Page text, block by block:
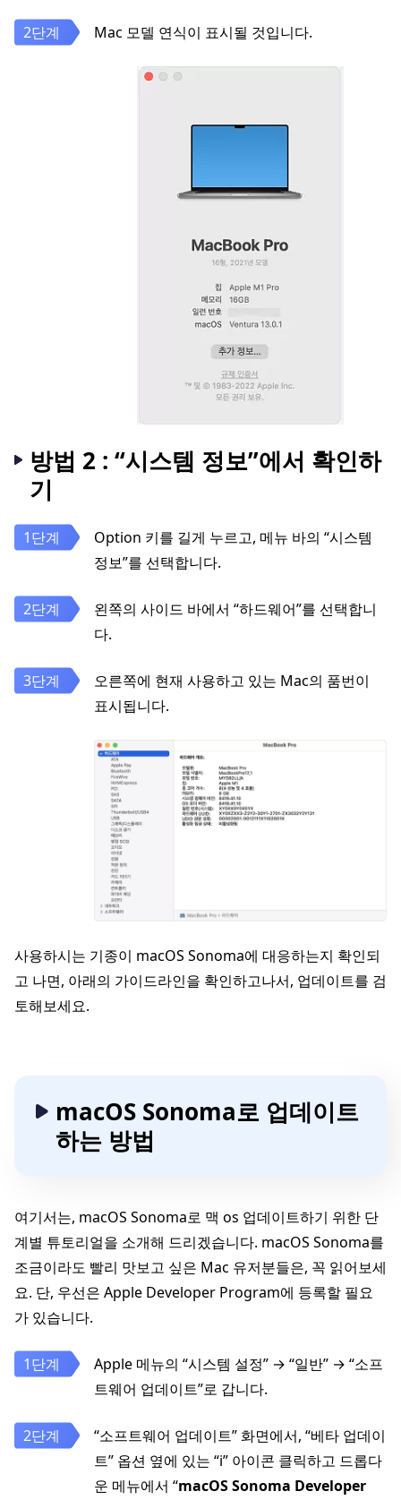
Mac 모델 연식이 표시될 것입니다.
방법 2 : “시스템 정보”에서 확인하
기
Option 키를 길게 누르고, 메뉴 바의 “시스템
정보”를 선택합니다.
왼쪽의 사이드 바에서 “하드웨어”를 선택합니
다.
오른쪽에 현재 사용하고 있는 Mac의 품번이
표시됩니다.
사용하시는 기종이 macOS Sonoma에 대응하는지 확인되
고 나면, 아래의 가이드라인을 확인하고나서, 업데이트를 검
토해보세요.
macOS Sonoma로 업데이트
하는 방법
여기서는, macOS Sonoma로 맥 os 업데이트하기 위한 단
계별 튜토리얼을 소개해 드리겠습니다. macOS Sonoma를
조금이라도 빨리 맛보고 싶은 Mac 유저분들은, 꼭 읽어보세
요. 단, 우선은 Apple Developer Program에 등록할 필요
가 있습니다.
Apple 메뉴의 “시스템 설정” → “일반” → “소프
트웨어 업데이트”로 갑니다.
“소프트웨어 업데이트” 화면에서, “베타 업데이
트” 옵션 옆에 있는 “i” 아이콘 클릭하고 드롭다
운 메뉴에서 “macOS Sonoma Developer